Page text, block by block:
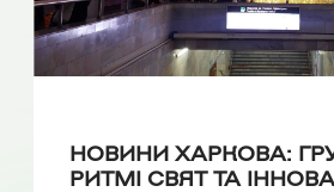
НОВИНИ ХАРКОВА:
РИТМІ СВЯТ ТА